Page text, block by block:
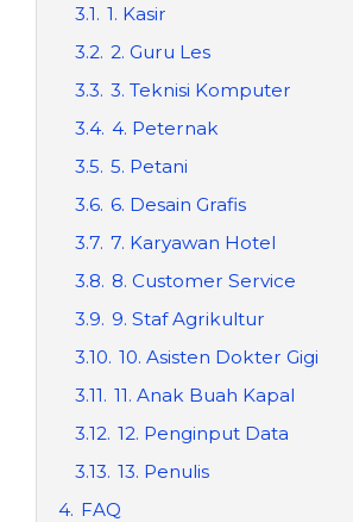
3.1. 1. Kasir
3.2. 2. Guru Les
3.3. 3. Teknisi Komputer
3.4. 4. Peternak
3.5. 5. Petani
3.6. 6. Desain Grafis
3.7. 7. Karyawan Hotel
3.8. 8. Customer Service
3.9. 9. Staf Agrikultur
3.10. 10. Asisten Dokter Gigi
3.11. 11. Anak Buah Kapal
3.12. 12. Penginput Data
3.13. 13. Penulis
4. FAQ